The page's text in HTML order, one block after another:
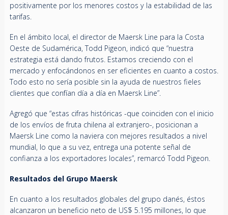
positivamente por los menores costos y la estabilidad de las
tarifas.
En el ámbito local, el director de Maersk Line para la Costa
Oeste de Sudamérica, Todd Pigeon, indicó que “nuestra
estrategia está dando frutos. Estamos creciendo con el
mercado y enfocándonos en ser eficientes en cuanto a costos.
Todo esto no sería posible sin la ayuda de nuestros fieles
clientes que confían día a día en Maersk Line”.
Agregó que “estas cifras históricas -que coinciden con el inicio
de los envíos de fruta chilena al extranjero-, posicionan a
Maersk Line como la naviera con mejores resultados a nivel
mundial, lo que a su vez, entrega una potente señal de
confianza a los exportadores locales”, remarcó Todd Pigeon.
Resultados del Grupo Maersk
En cuanto a los resultados globales del grupo danés, éstos
alcanzaron un beneficio neto de US$ 5.195 millones, lo que